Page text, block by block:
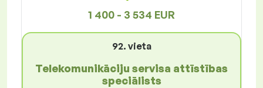
1 400 - 3 534 EUR
92. vieta
Telekomunikāciju servisa attīstības
speciālists